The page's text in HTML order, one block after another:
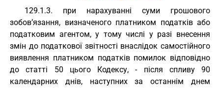
129.1.3. при нарахуванні суми грошового
зобов’язання, визначеного платником податків або
податковим агентом, у тому числі у разі внесення
змін до податкової звітності внаслідок самостійного
виявлення платником податків помилок відповідно
до статті 50 цього Кодексу, - після спливу 90
календарних днів, наступних за останнім днем